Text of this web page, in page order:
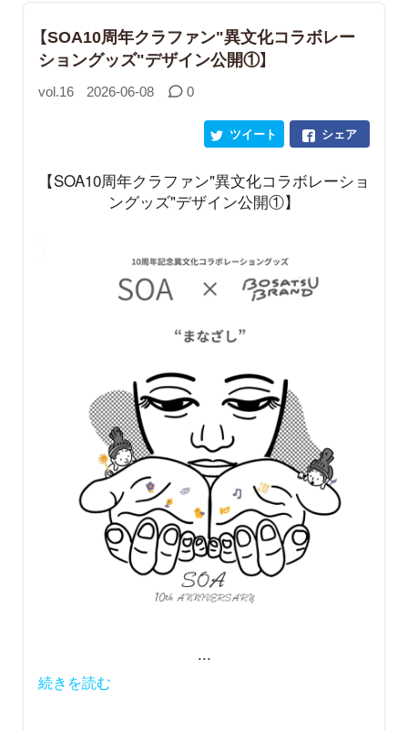
【SOA10周年クラファン"異文化コラボレー
ショングッズ"デザイン公開①】
vol.16 2026-06-08 0
シェア
ツイート
【SOA10周年クラファン"異文化コラボレーショ
ングッズ"デザイン公開①】
...
続きを読む